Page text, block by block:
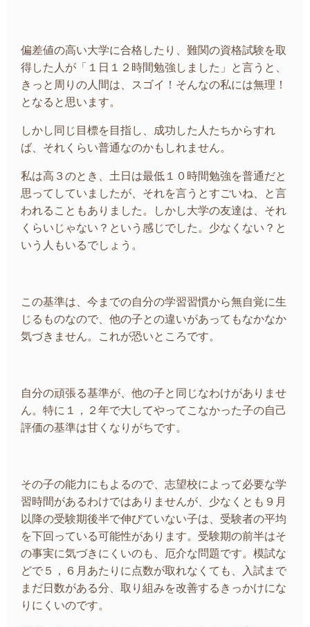
偏差値の高い大学に合格したり、難関の資格試験を取
得した人が「１日１２時間勉強しました」と言うと、
きっと周りの人間は、スゴイ！そんなの私には無理！
となると思います。
しかし同じ目標を目指し、成功した人たちからすれ
ば、それくらい普通なのかもしれません。
私は高３のとき、土日は最低１０時間勉強を普通だと
思ってしていましたが、それを言うとすごいね、と言
われることもありました。しかし大学の友達は、それ
くらいじゃない？という感じでした。少なくない？と
いう人もいるでしょう。
この基準は、今までの自分の学習習慣から無自覚に生
じるものなので、他の子との違いがあってもなかなか
気づきません。これが恐いところです。
自分の頑張る基準が、他の子と同じなわけがありませ
ん。特に１，２年で大してやってこなかった子の自己
評価の基準は甘くなりがちです。
その子の能力にもよるので、志望校によって必要な学
習時間があるわけではありませんが、少なくとも９月
以降の受験期後半で伸びていない子は、受験者の平均
を下回っている可能性があります。受験期の前半はそ
の事実に気づきにくいのも、厄介な問題です。模試な
どで５，６月あたりに点数が取れなくても、入試まで
まだ日数がある分、取り組みを改善するきっかけにな
りにくいのです。